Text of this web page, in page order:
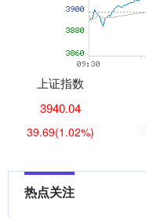
上证指数
3940.04
39.69(1.02%)
热点关注